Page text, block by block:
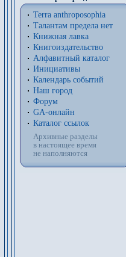
Terra anthroposophia
Талантам предела нет
Книжная лавка
Книгоиздательство
Алфавитный каталог
Инициативы
Календарь событий
Наш город
Форум
GA-онлайн
Каталог ссылок
Архивные разделы
в настоящее время
не наполняются